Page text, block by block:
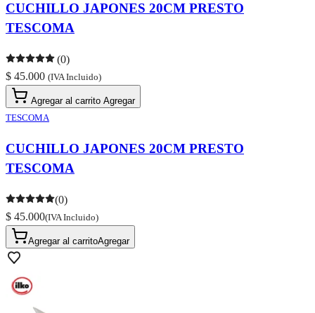
CUCHILLO JAPONES 20CM PRESTO
TESCOMA
(0)
$ 45.000 (IVA Incluido)
Agregar al carrito Agregar
TESCOMA
CUCHILLO JAPONES 20CM PRESTO
TESCOMA
(0)
$ 45.000(IVA Incluido)
Agregar al carritoAgregar